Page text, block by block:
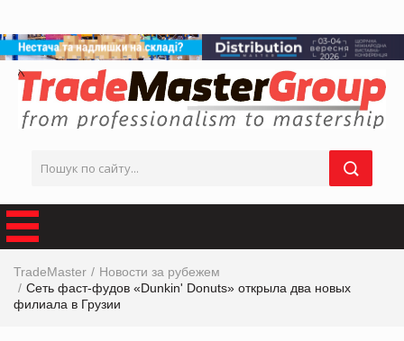
TradeMaster
Новости за рубежем
Сеть фаст-фудов «Dunkin' Donuts» открыла два новых
филиала в Грузии